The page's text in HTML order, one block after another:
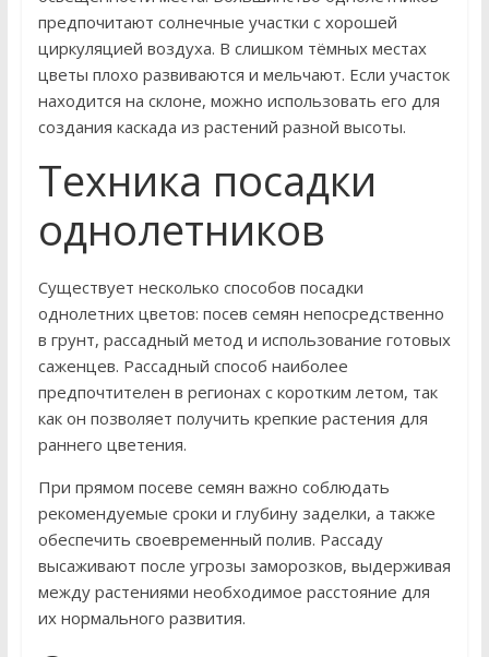
предпочитают солнечные участки с хорошей
циркуляцией воздуха. В слишком тёмных местах
цветы плохо развиваются и мельчают. Если участок
находится на склоне, можно использовать его для
создания каскада из растений разной высоты.
Техника посадки
однолетников
Существует несколько способов посадки
однолетних цветов: посев семян непосредственно
в грунт, рассадный метод и использование готовых
саженцев. Рассадный способ наиболее
предпочтителен в регионах с коротким летом, так
как он позволяет получить крепкие растения для
раннего цветения.
При прямом посеве семян важно соблюдать
рекомендуемые сроки и глубину заделки, а также
обеспечить своевременный полив. Рассаду
высаживают после угрозы заморозков, выдерживая
между растениями необходимое расстояние для
их нормального развития.